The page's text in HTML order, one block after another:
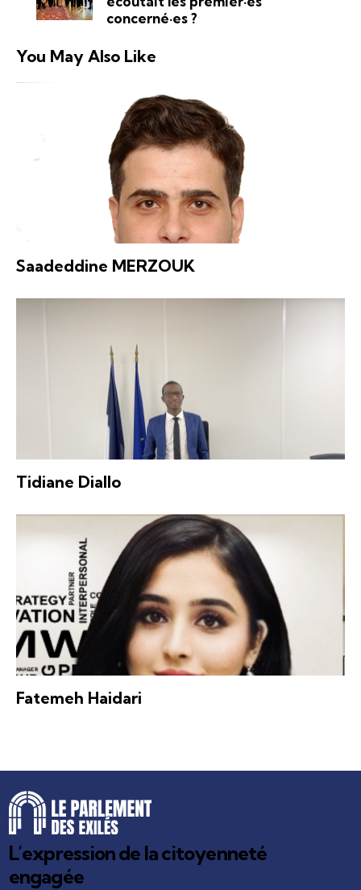
concerné·es ?
You May Also Like
Saadeddine MERZOUK
Tidiane Diallo
Fatemeh Haidari
L’expression de la citoyenneté
engagée